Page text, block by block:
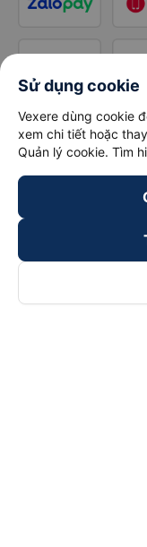
Sử dụng cookie
Vexere dùng cookie
xem chi tiết hoặc
Quản lý cookie. Tìm